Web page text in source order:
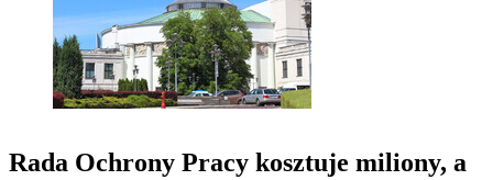
Rada Ochrony Pracy kosztuje miliony, a